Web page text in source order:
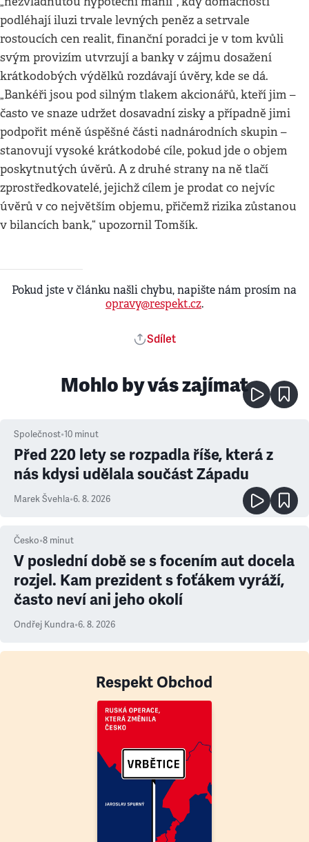
podléhají iluzi trvale levných peněz a setrvale
rostoucích cen realit, finanční poradci je v tom kvůli
svým provizím utvrzují a banky v zájmu dosažení
krátkodobých výdělků rozdávají úvěry, kde se dá.
„Bankéři jsou pod silným tlakem akcionářů, kteří jim –
často ve snaze udržet dosavadní zisky a případně jimi
podpořit méně úspěšné části nadnárodních skupin –
stanovují vysoké krátkodobé cíle, pokud jde o objem
poskytnutých úvěrů. A z druhé strany na ně tlačí
zprostředkovatelé, jejichž cílem je prodat co nejvíc
úvěrů v co největším objemu, přičemž rizika zůstanou
v bilancích bank,“ upozornil Tomšík.
Pokud jste v článku našli chybu, napište nám prosím na
opravy@respekt.cz.
Sdílet
Mohlo by vás zajímat
Společnost•10 minut
Před 220 lety se rozpadla říše, která z
nás kdysi udělala součást Západu
Marek Švehla•6. 8. 2026
Česko•8 minut
V poslední době se s focením aut docela
rozjel. Kam prezident s foťákem vyráží,
často neví ani jeho okolí
Ondřej Kundra•6. 8. 2026
Respekt Obchod